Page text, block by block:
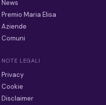
News
Premio Maria Elisa
Aziende
Comuni
NOTE LEGALI
Privacy
Cookie
Disclaimer